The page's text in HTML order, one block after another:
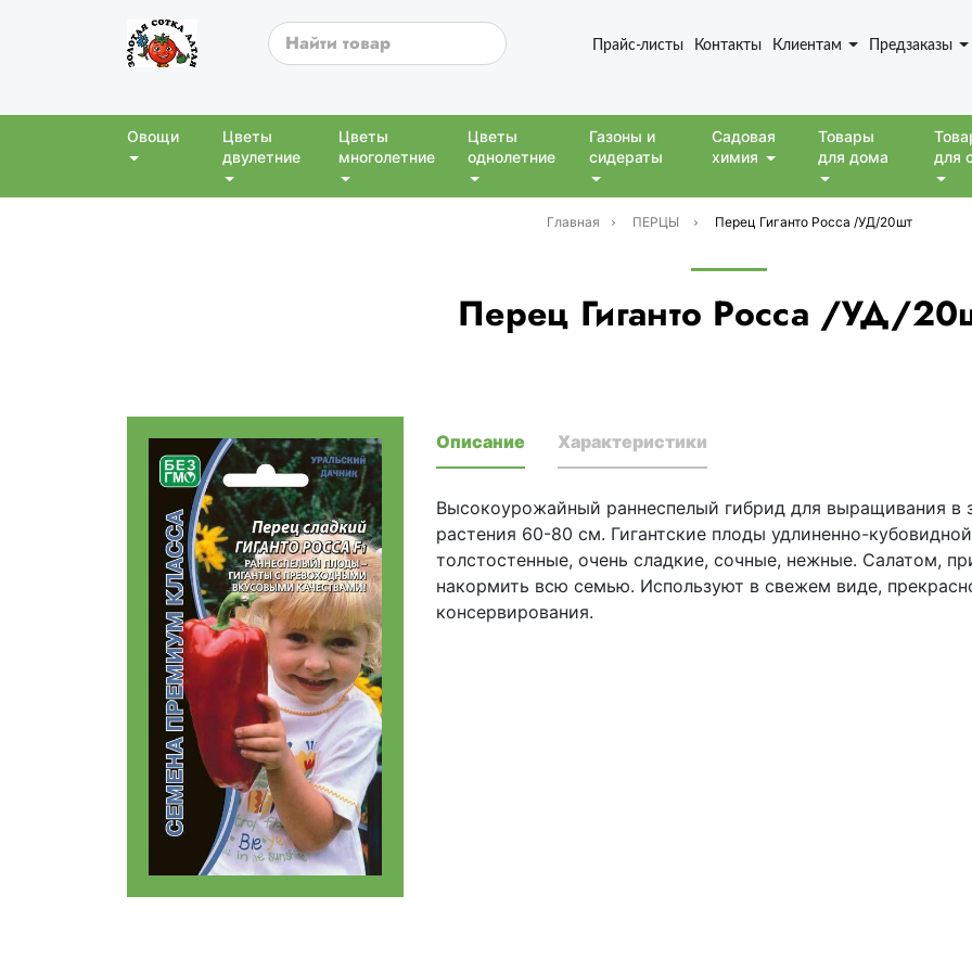
Прайс-листы Контакты Клиентам Предзаказы
Овощи
Цветы
двулетние
Цветы
многолетние
Цветы
однолетние
Газоны и
сидераты
Садовая
химия
Товары
для дома
для
Главная ПЕРЦЫ Перец Гиганто Росса /УД/20шт
Перец Гиганто Росса /УД/
Описание Характеристики
Высокоурожайный раннеспелый гибрид для выращивания
растения 60-80 см. Гигантские плоды удлиненно-
толстостенные, очень сладкие, сочные, нежные. Салатом,
накормить всю семью. Используют в свежем виде,
консервирования.